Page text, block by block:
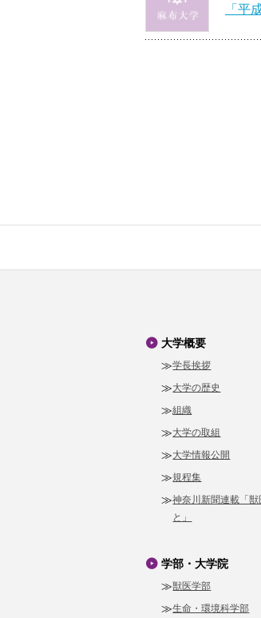
「平
大学概要
学長挨拶
大学の歴史
組織
大学の取組
大学情報公開
規程集
神奈川新聞連載「
と」
学部・大学院
獣医学部
生命・環境科学部